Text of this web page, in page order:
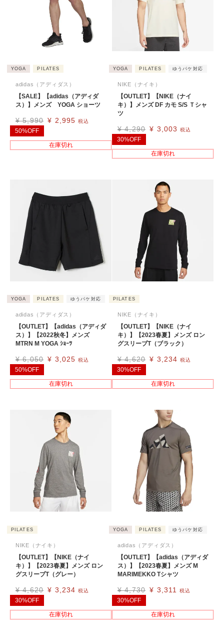
YOGA PILATES
adidas（アディダス）
【SALE】【adidas（アディダ
ス）】メンズ YOGA ショーツ
¥ 5,990 ¥ 2,995 税込
50%OFF
在庫切れ
YOGA PILATES ゆうパケ対応
NIKE（ナイキ）
【OUTLET】【NIKE（ナイ
キ）】メンズ DF カモ S/S Ｔシャ
ツ
¥ 4,290 ¥ 3,003 税込
30%OFF
在庫切れ
YOGA PILATES ゆうパケ対応
adidas（アディダス）
【OUTLET】【adidas（アディダ
ス）】【2022秋冬】メンズ
MTRN M YOGA ｼｮｰﾂ
¥ 6,050 ¥ 3,025 税込
50%OFF
在庫切れ
PILATES
NIKE（ナイキ）
【OUTLET】【NIKE（ナイ
キ）】【2023春夏】メンズ ロン
グスリーブT（ブラック）
¥ 4,620 ¥ 3,234 税込
30%OFF
在庫切れ
PILATES
NIKE（ナイキ）
【OUTLET】【NIKE（ナイ
キ）】【2023春夏】メンズ ロン
グスリーブT（グレー）
¥ 4,620 ¥ 3,234 税込
30%OFF
在庫切れ
YOGA PILATES ゆうパケ対応
adidas（アディダス）
【OUTLET】【adidas（アディダ
ス）】【2023春夏】メンズ M
MARIMEKKO Tシャツ
¥ 4,730 ¥ 3,311 税込
30%OFF
在庫切れ